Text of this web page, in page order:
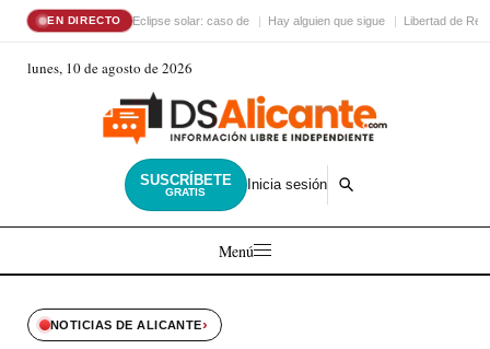
EN DIRECTO Eclipse solar: caso de Hay alguien que sigue Libertad de
lunes, 10 de agosto de 2026
SUSCRÍBETE
GRATIS Inicia sesión
Menú
NOTICIAS DE ALICANTE›